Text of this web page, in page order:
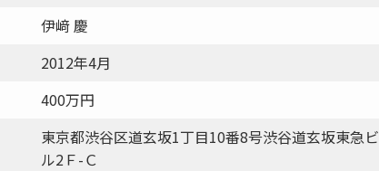
伊﨑 慶
2012年4月
400万円
東京都渋谷区道玄坂1丁目10番8号渋谷道玄坂東急ビ
ル2Ｆ-Ｃ